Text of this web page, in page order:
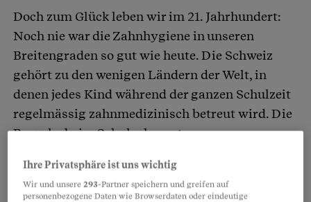
Doch zum Glück leben wir im 21. Jahrhundert:
Noch nie war die Zahnhygiene in unseren
Breitengraden so gut wie heute. Die Schweiz
gehört zu den wenigen Ländern der Welt, in
denen jedes Kind während der ganzen Schulzeit
regelmässig zahnmedizinisch betreut wird. Die
Besuche beim Schulzahnarzt,
seit den 1980er Jahren mit Fluor versetzte
Speisesalz haben dafür gesorgt, dassKaries
Ihre Privatsphäre ist uns wichtig
Wir und unsere293-Partner speichern und greifen auf
personenbezogene Daten wie Browserdaten oder eindeutige